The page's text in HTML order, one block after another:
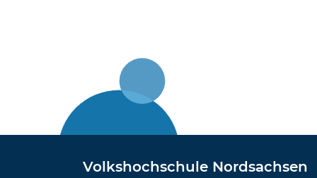
Volkshochschule Nordsachsen